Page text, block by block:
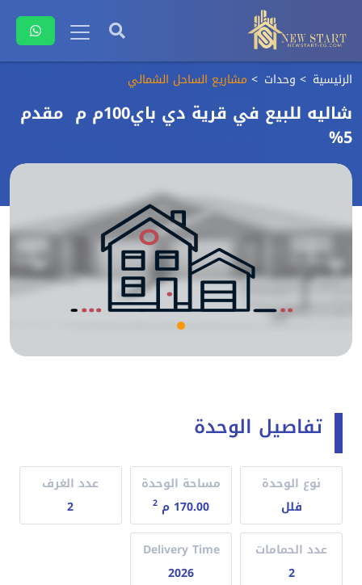
الرئيسية وحدات مشاريع الساحل الشمالي
شاليه للبيع في قرية دي باي100م م مقدم
5%
تفاصيل الوحدة
نوع الوحدة
فلل
مساحة الوحدة
170.00 م
2
عدد الغرف
2
عدد الحمامات
2
Delivery Time
2026